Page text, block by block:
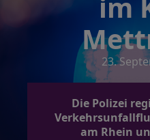
23.
Die Polizei
am Rhein